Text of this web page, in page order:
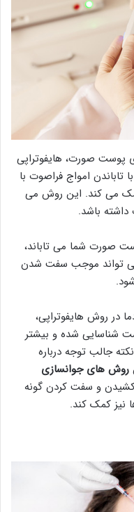
صورت، هایفوتراپی
امواج فراصوت با
می کند. این روش می
داشته باشد.
صورت شما می تاباند،
می تواند موجب سفت شدن
در روش هایفوتراپی،
شناسایی شده و بیشتر
جالب توجه درباره
روش های جوانسازی
و سفت کردن گونه
نیز کمک کند.